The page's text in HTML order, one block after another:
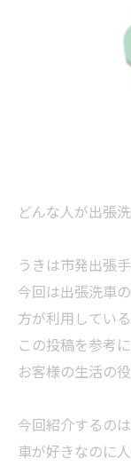
どんな人が出張
うきは市発出張
今回は出張洗車
方が利用してい
この投稿を参考
お客様の生活の
今回紹介するの
車が好きなのに